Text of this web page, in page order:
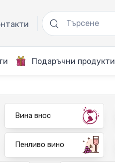
Подаръчни продукти
Вина внос
Пенливо вино